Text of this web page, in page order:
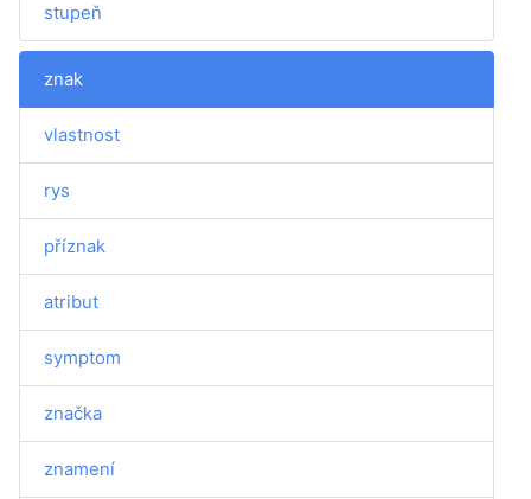
stupeň
znak
vlastnost
rys
příznak
atribut
symptom
značka
znamení